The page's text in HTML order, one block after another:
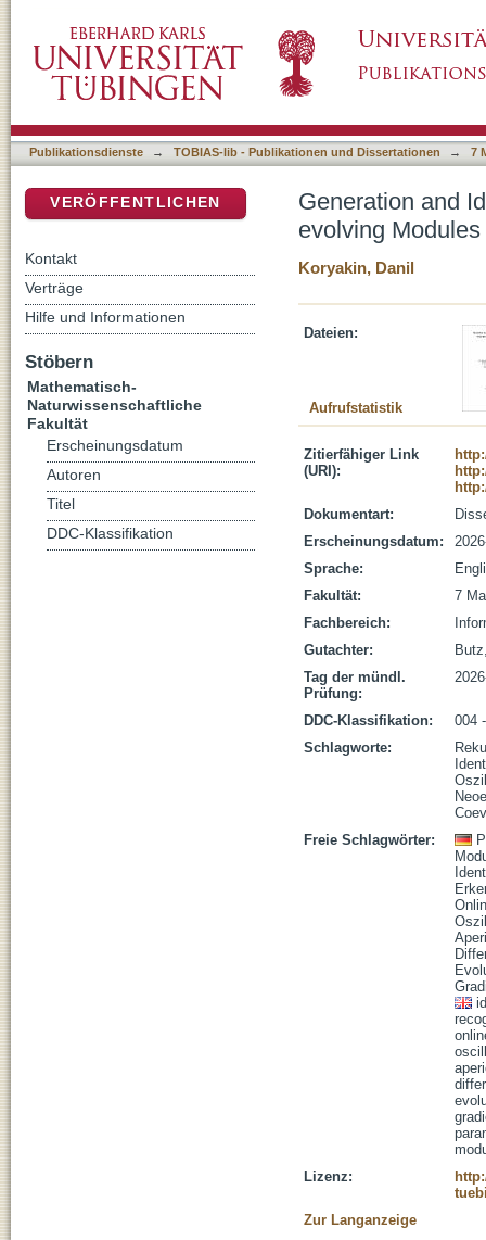
Publikationsdienste → TOBIAS-lib - Publikationen und Dissertationen → 7
Generation and
evolving Modules
Koryakin, Danil
Dateien:
Aufrufstatistik
Zitierfähiger Link
(URI):
Dokumentart:
Erscheinungsdatum:
Sprache:
Fakultät:
7
Fachbereich:
Gutachter:
Tag der mündl.
Prüfung:
DDC-Klassifikation:
004
Schlagworte:
Freie Schlagwörter:
Lizenz:
Zur Langanzeige
VERÖFFENTLICHEN
Kontakt
Verträge
Hilfe und Informationen
Stöbern
Mathematisch-
Naturwissenschaftliche
Fakultät
Erscheinungsdatum
Autoren
Titel
DDC-Klassifikation